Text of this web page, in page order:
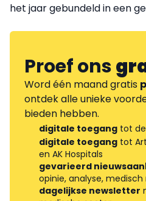
het jaar gebundeld in een
Proef ons
Word één maand gratis
ontdek alle unieke
bieden hebben.
digitale toegang tot
digitale toegang tot
en AK Hospitals
gevarieerd
opinie, analyse,
dagelijkse newsletter